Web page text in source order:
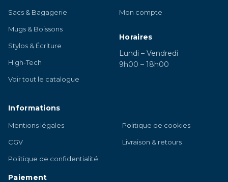
Sacs & Bagagerie
Mugs & Boissons
Stylos & Écriture
High-Tech
Voir tout le catalogue
Mon compte
Horaires
Lundi – Vendredi
9h00 – 18h00
Informations
Mentions légales
CGV
Politique de confidentialité
Politique de cookies
Livraison & retours
Paiement